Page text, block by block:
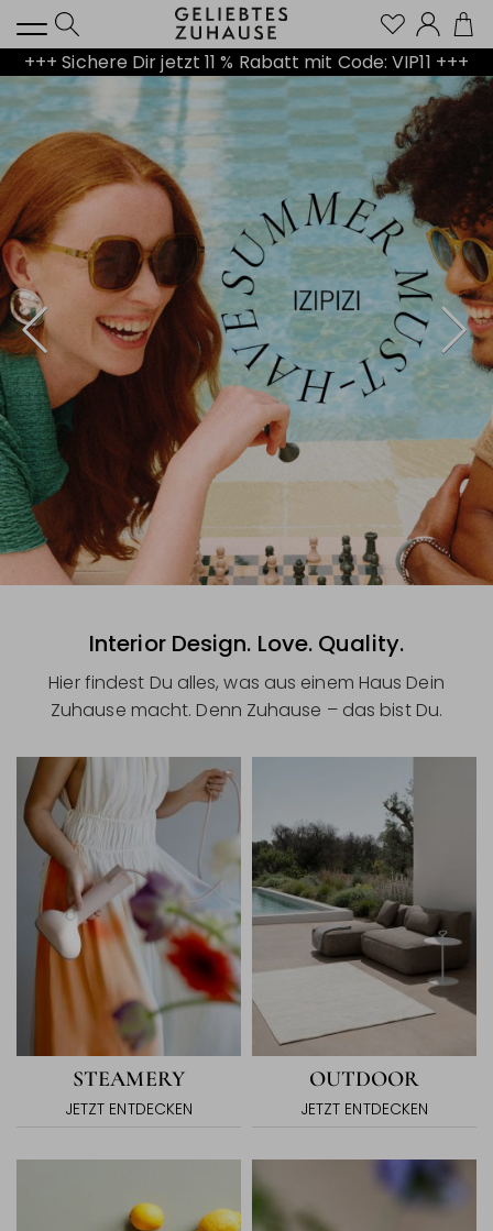
+++ Sichere Dir jetzt 11 % Rabatt mit Code: VIP11 +++
Interior Design. Love. Quality.
Hier findest Du alles, was aus einem Haus Dein
Zuhause macht. Denn Zuhause – das bist Du.
STEAMERY
JETZT ENTDECKEN
OUTDOOR
JETZT ENTDECKEN